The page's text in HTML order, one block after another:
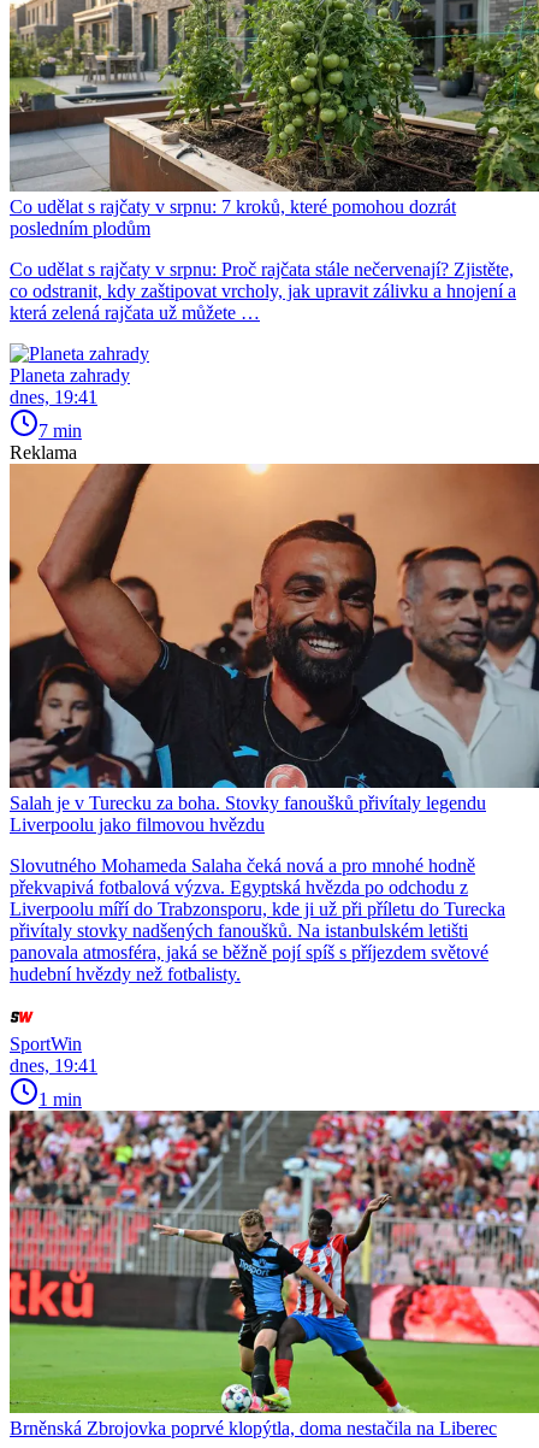
Co udělat s rajčaty v srpnu: 7 kroků, které pomohou dozrát
posledním plodům
Co udělat s rajčaty v srpnu: Proč rajčata stále nečervenají? Zjistěte,
co odstranit, kdy zaštipovat vrcholy, jak upravit zálivku a hnojení a
která zelená rajčata už můžete …
Planeta zahrady
dnes, 19:41
7 min
Reklama
Salah je v Turecku za boha. Stovky fanoušků přivítaly legendu
Liverpoolu jako filmovou hvězdu
Slovutného Mohameda Salaha čeká nová a pro mnohé hodně
překvapivá fotbalová výzva. Egyptská hvězda po odchodu z
Liverpoolu míří do Trabzonsporu, kde ji už při příletu do Turecka
přivítaly stovky nadšených fanoušků. Na istanbulském letišti
panovala atmosféra, jaká se běžně pojí spíš s příjezdem světové
hudební hvězdy než fotbalisty.
SportWin
dnes, 19:41
1 min
Brněnská Zbrojovka poprvé klopýtla, doma nestačila na Liberec